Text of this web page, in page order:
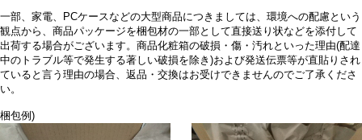
一部、家電、PCケースなどの大型商品につきましては、環境への配慮という
観点から、商品パッケージを梱包材の一部として直接送り状などを添付して
出荷する場合がございます。商品化粧箱の破損・傷・汚れといった理由(配達
中のトラブル等で発生する著しい破損を除き)および発送伝票等が直貼りされ
ていると言う理由の場合、返品・交換はお受けできませんのでご了承くださ
い。
梱包例)